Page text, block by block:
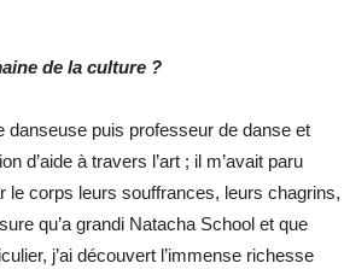
de la culture ?
danseuse puis professeur de danse et
d’aide à travers l’art ; il m’avait paru
le corps leurs souffrances, leurs chagrins,
qu’a grandi Natacha School et que
j’ai découvert l’immense richesse